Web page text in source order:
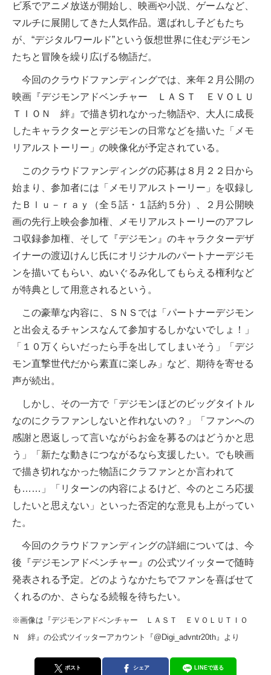
ビ系でアニメ放送が開始し、映画や小説、ゲームなど、
マルチに展開してきた人気作品。選ばれし子どもたち
が、“デジタルワールド”という仮想世界に住むデジモン
たちと冒険を繰り広げる物語だ。
今回のクラウドファンディングでは、来年２月公開の
映画『デジモンアドベンチャー ＬＡＳＴ ＥＶＯＬＵ
ＴＩＯＮ 絆』で描き切れなかった物語や、大人に成長
したキャラクターとデジモンの日常などを描いた「メモ
リアルストーリー」の映像化が予定されている。
このクラウドファンディングの応募は８月２２日から
始まり、参加者には「メモリアルストーリー」を収録し
たＢｌｕ－ｒａｙ（全５話・１話約５分）、２月公開映
画の先行上映会参加権、メモリアルストーリーのアフレ
コ収録参加権、そして『デジモン』のキャラクターデザ
イナーの渡辺けんじ氏にオリジナルのパートナーデジモ
ンを描いてもらい、ぬいぐるみ化してもらえる権利など
が特典として用意されるという。
この豪華な内容に、ＳＮＳでは「パートナーデジモン
と出会えるチャンスなんて参加するしかないでしょ！」
「１０万くらいだったら手を出してしまいそう」「デジ
モン直撃世代だから素直に楽しみ」など、期待を寄せる
声が続出。
しかし、その一方で「デジモンほどのビッグタイトル
なのにクラファンしないと作れないの？」「ファンへの
感謝と恩返しって言いながらお金を募るのはどうかと思
う」「新たな動きにつながるなら支援したい。でも映画
で描き切れなかった物語にクラファンとか言われて
も……」「リターンの内容によるけど、今のところ応援
したいと思えない」といった否定的な意見も上がってい
た。
今回のクラウドファンディングの詳細については、今
後『デジモンアドベンチャー』の公式ツイッターで随時
発表される予定。どのようなかたちでファンを喜ばせて
くれるのか、さらなる続報を待ちたい。
※画像は『デジモンアドベンチャー ＬＡＳＴ ＥＶＯＬＵＴＩＯ
Ｎ 絆』の公式ツイッターアカウント『@Digi_advntr20th』より
ポスト シェア LINEで送る